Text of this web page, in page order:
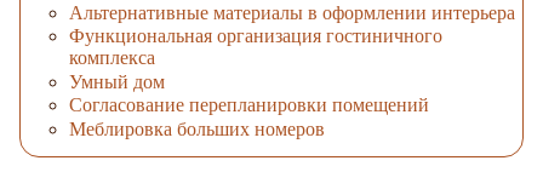
Альтернативные материалы в оформлении интерьера
Функциональная организация гостиничного
комплекса
Умный дом
Согласование перепланировки помещений
Меблировка больших номеров